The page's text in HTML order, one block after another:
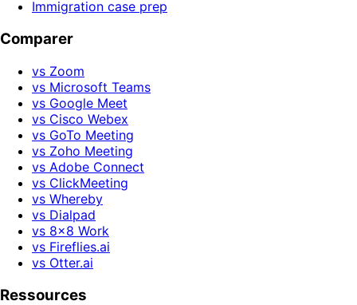
Immigration case prep
Comparer
vs Zoom
vs Microsoft Teams
vs Google Meet
vs Cisco Webex
vs GoTo Meeting
vs Zoho Meeting
vs Adobe Connect
vs ClickMeeting
vs Whereby
vs Dialpad
vs 8x8 Work
vs Fireflies.ai
vs Otter.ai
Ressources